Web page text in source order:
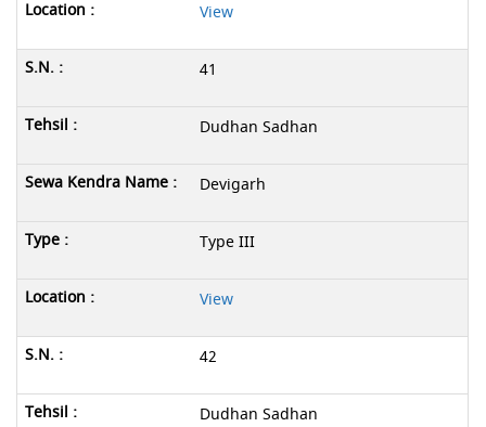
View
41
Dudhan Sadhan
Devigarh
Type III
View
42
Dudhan Sadhan